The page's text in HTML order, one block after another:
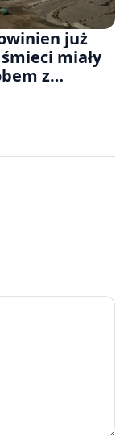
już
miały
z